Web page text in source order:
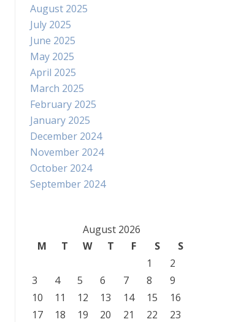
August 2025
July 2025
June 2025
May 2025
April 2025
March 2025
February 2025
January 2025
December 2024
November 2024
October 2024
September 2024
August 2026
M
T W T F S
S
1
2
3
4 5 6 7 8
9
10
11 12 13 14 15
16
17
18 19 20 21 22
23